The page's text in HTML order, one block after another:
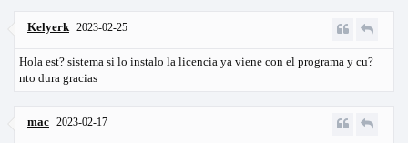
Kelyerk 2023-02-25
Hola est? sistema si lo instalo la licencia ya viene con el programa y cu?
nto dura gracias
mac 2023-02-17